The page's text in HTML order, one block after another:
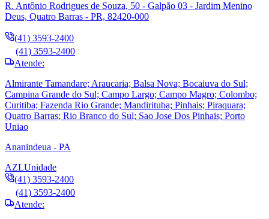
R. Antônio Rodrigues de Souza, 50 - Galpão 03 - Jardim Menino
Deus, Quatro Barras - PR, 82420-000
(41) 3593-2400
(41) 3593-2400
Atende:
Almirante Tamandare; Araucaria; Balsa Nova; Bocaiuva do Sul;
Campina Grande do Sul; Campo Largo; Campo Magro; Colombo;
Curitiba; Fazenda Rio Grande; Mandirituba; Pinhais; Piraquara;
Quatro Barras; Rio Branco do Sul; Sao Jose Dos Pinhais; Porto
Uniao
Ananindeua - PA
AZLUnidade
(41) 3593-2400
(41) 3593-2400
Atende: